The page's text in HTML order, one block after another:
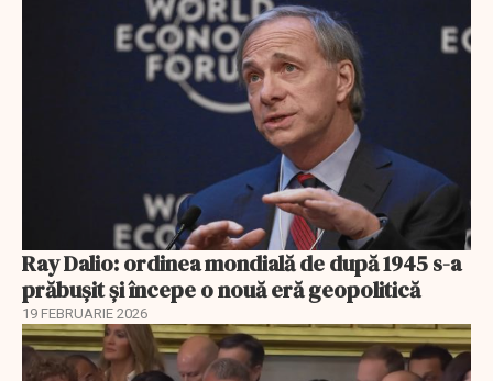
Ray Dalio: ordinea mondială de după 1945 s-a
prăbușit și începe o nouă eră geopolitică
19 FEBRUARIE 2026